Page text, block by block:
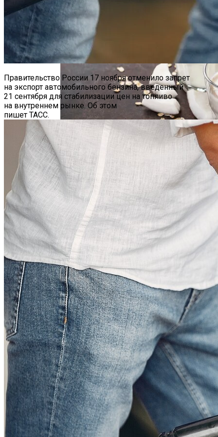
Беларусь Планирует Создать
Совместные Фармпроизводства
В Узбекистане
Минсельхозпрод Снова Повысил
Экспортные Цены На Сыры Для
Российского Рынка
Как Грамотно Начать Карьеру
Молодым Специалистам
Какие Навыки Станут Ключевыми
Через 10 Лет И Как Подготовиться К Ним
Сегодня
Hyundai Santa Fe: Мощное Сочетание
Традиций И Новаций При Расходе 6 Л
На «сотню»
Какие Кредиты Дают В Беларуси
На Китайские Автомобили
Шипы Или Липучка? Что Выбрать В
Условиях Российской Зимы?
Безлактозное Молоко — Обычное
Молоко Или Хорошая Альтернатива?
7 Домашних Методов Для Улучшения
Памяти И Концентрации
Правительство России 17 ноября отменило запрет
на экспорт автомобильного бензина, введенный
21 сентября для стабилизации цен на топливо
на внутреннем рынке. Об этом
пишет ТАСС.